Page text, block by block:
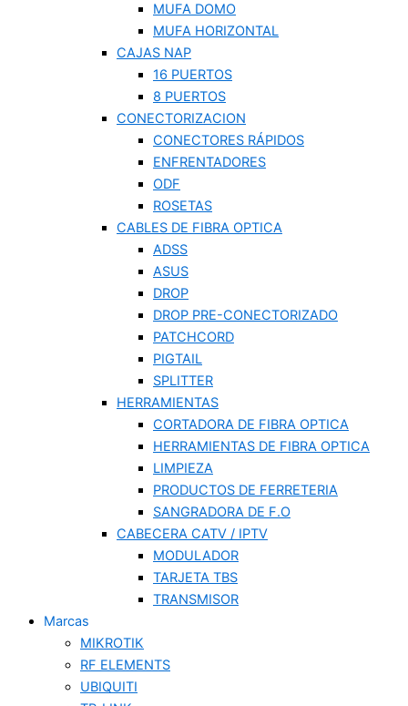
MUFA DOMO
MUFA HORIZONTAL
CAJAS NAP
16 PUERTOS
8 PUERTOS
CONECTORIZACION
CONECTORES RÁPIDOS
ENFRENTADORES
ODF
ROSETAS
CABLES DE FIBRA OPTICA
ADSS
ASUS
DROP
DROP PRE-CONECTORIZADO
PATCHCORD
PIGTAIL
SPLITTER
HERRAMIENTAS
CORTADORA DE FIBRA OPTICA
HERRAMIENTAS DE FIBRA OPTICA
LIMPIEZA
PRODUCTOS DE FERRETERIA
SANGRADORA DE F.O
CABECERA CATV / IPTV
MODULADOR
TARJETA TBS
TRANSMISOR
Marcas
MIKROTIK
RF ELEMENTS
UBIQUITI